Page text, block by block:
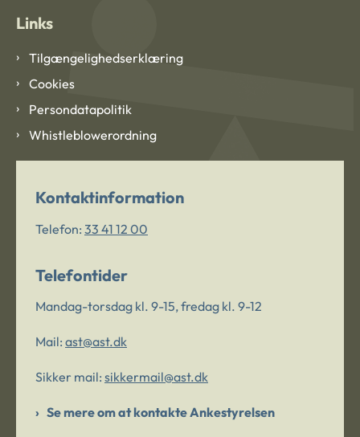
Links
Tilgængelighedserklæring
Cookies
Persondatapolitik
Whistleblowerordning
Kontaktinformation
Telefon: 33 41 12 00
Telefontider
Mandag-torsdag kl. 9-15, fredag kl. 9-12
Mail: ast@ast.dk
Sikker mail: sikkermail@ast.dk
Se mere om at kontakte Ankestyrelsen